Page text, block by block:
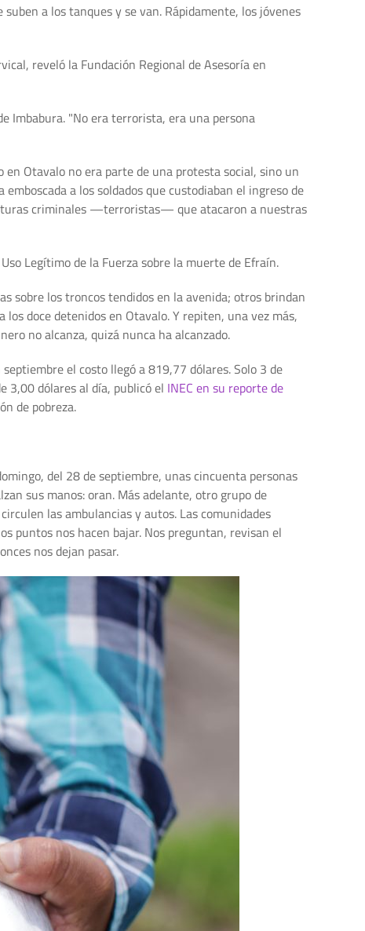
a los tanques y se van. Rápidamente, los jóvenes
reveló la Fundación Regional de Asesoría en
Imbabura. "No era terrorista, era una persona
Otavalo no era parte de una protesta social, sino un
a los soldados que custodiaban el ingreso de
criminales —terroristas— que atacaron a nuestras
Legítimo de la Fuerza sobre la muerte de Efraín.
sobre los troncos tendidos en la avenida; otros brindan
doce detenidos en Otavalo. Y repiten, una vez más,
no alcanza, quizá nunca ha alcanzado.
el costo llegó a 819,77 dólares. Solo 3 de
3,00 dólares al día, publicó el INEC en su reporte de
de pobreza.
del 28 de septiembre, unas cincuenta personas
sus manos: oran. Más adelante, otro grupo de
las ambulancias y autos. Las comunidades
puntos nos hacen bajar. Nos preguntan, revisan el
nos dejan pasar.